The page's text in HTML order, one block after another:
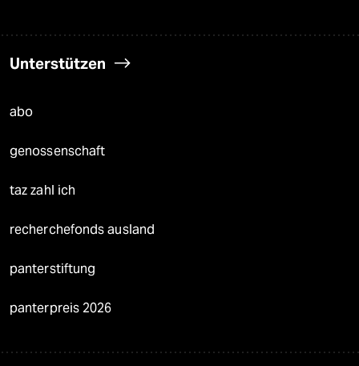
Unterstützen
abo
genossenschaft
taz zahl ich
recherchefonds ausland
panterstiftung
panterpreis 2026